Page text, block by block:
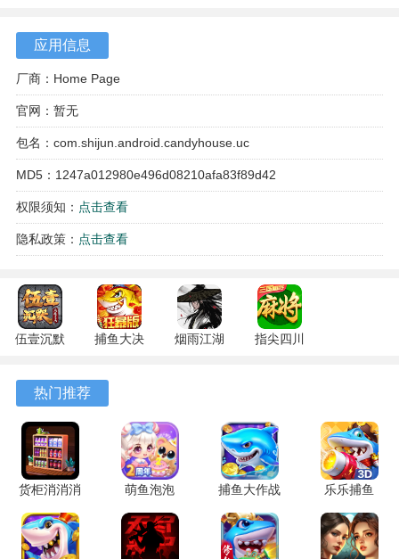
性。应用信息
厂商：Home Page
官网：暂无
包名：com.shijun.android.candyhouse.uc
MD5：1247a012980e496d08210afa83f89d42
权限须知： 点击查看
隐私政策： 点击查看
伍壹沉默
安卓版
捕鱼大决
122.7.291
烟雨江湖
指尖四川
热门推荐
货柜消消消
1.0.2 安卓
版
萌鱼泡泡
3.4.1.6 安
卓版
捕鱼大作战
1.5112 手
机版
乐乐捕鱼
9.2 安卓版